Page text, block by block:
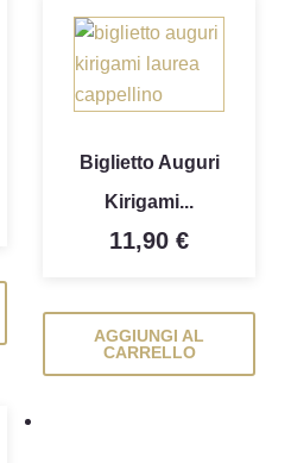
Biglietto Auguri
Kirigami...
11,90 €
AGGIUNGI AL
CARRELLO